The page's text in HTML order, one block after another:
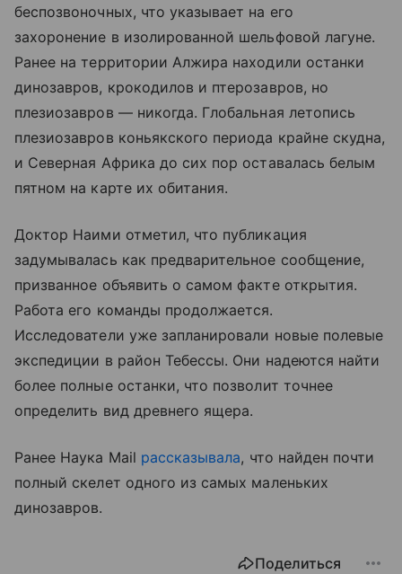
беспозвоночных, что указывает на его
захоронение в изолированной шельфовой лагуне.
Ранее на территории Алжира находили останки
динозавров, крокодилов и птерозавров, но
плезиозавров — никогда. Глобальная летопись
плезиозавров коньякского периода крайне скудна,
и Северная Африка до сих пор оставалась белым
пятном на карте их обитания.
Доктор Наими отметил, что публикация
задумывалась как предварительное сообщение,
призванное объявить о самом факте открытия.
Работа его команды продолжается.
Исследователи уже запланировали новые полевые
экспедиции в район Тебессы. Они надеются найти
более полные останки, что позволит точнее
определить вид древнего ящера.
Ранее Наука Mail рассказывала, что найден почти
полный скелет одного из самых маленьких
динозавров.
Поделиться